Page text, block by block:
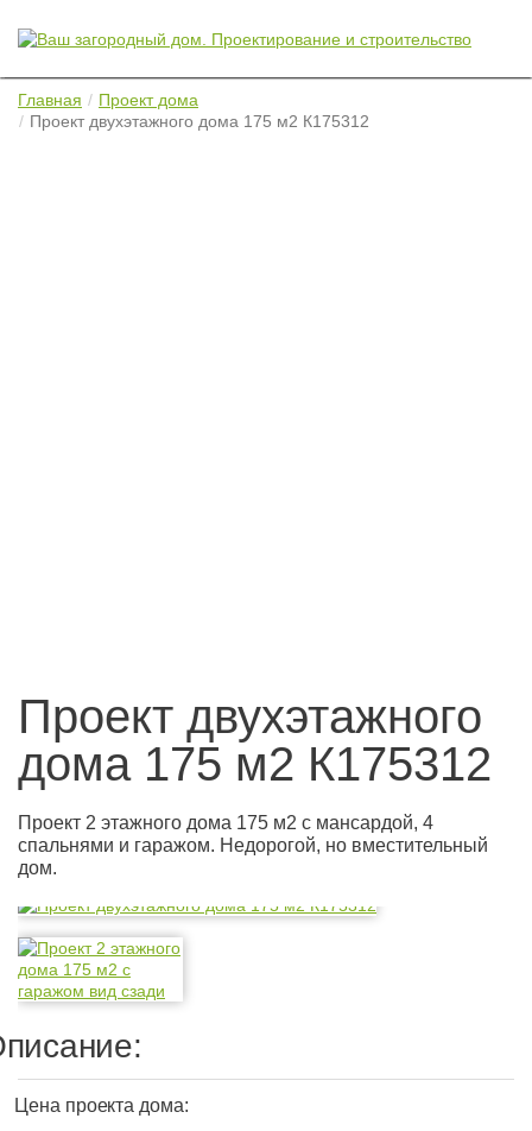
Главная
Проект дома
Проект двухэтажного дома 175 м2 К175312
Проект двухэтажного
дома 175 м2 К175312
Проект 2 этажного дома 175 м2 с мансардой, 4
спальнями и гаражом. Недорогой, но вместительный
дом.
Цена проекта дома: